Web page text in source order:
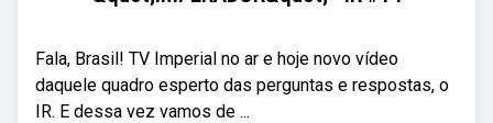
Fala, Brasil! TV Imperial no ar e hoje novo vídeo
daquele quadro esperto das perguntas e respostas, o
IR. E dessa vez vamos de ...